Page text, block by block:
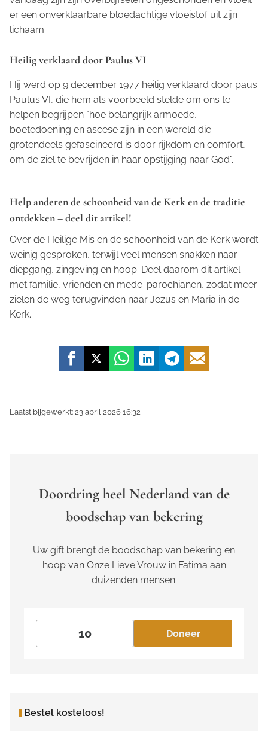
er een onverklaarbare bloedachtige vloeistof uit zijn
lichaam.
Heilig verklaard door Paulus VI
Hij werd op 9 december 1977 heilig verklaard door paus
Paulus VI, die hem als voorbeeld stelde om ons te
helpen begrijpen "hoe belangrijk armoede,
boetedoening en ascese zijn in een wereld die
grotendeels gefascineerd is door rijkdom en comfort,
om de ziel te bevrijden in haar opstijging naar God".
Help anderen de schoonheid van de Kerk en de traditie
ontdekken – deel dit artikel!
Over de Heilige Mis en de schoonheid van de Kerk wordt
weinig gesproken, terwijl veel mensen snakken naar
diepgang, zingeving en hoop. Deel daarom dit artikel
met familie, vrienden en mede-parochianen, zodat meer
zielen de weg terugvinden naar Jezus en Maria in de
Kerk.
Laatst bijgewerkt: 23 april 2026 16:32
Doordring heel Nederland van de
boodschap van bekering
Uw gift brengt de boodschap van bekering en
hoop van Onze Lieve Vrouw in Fatima aan
duizenden mensen.
Doneer
Bestel kosteloos!